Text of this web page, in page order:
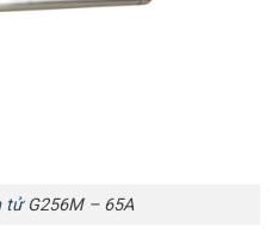
tửG256M – 65A